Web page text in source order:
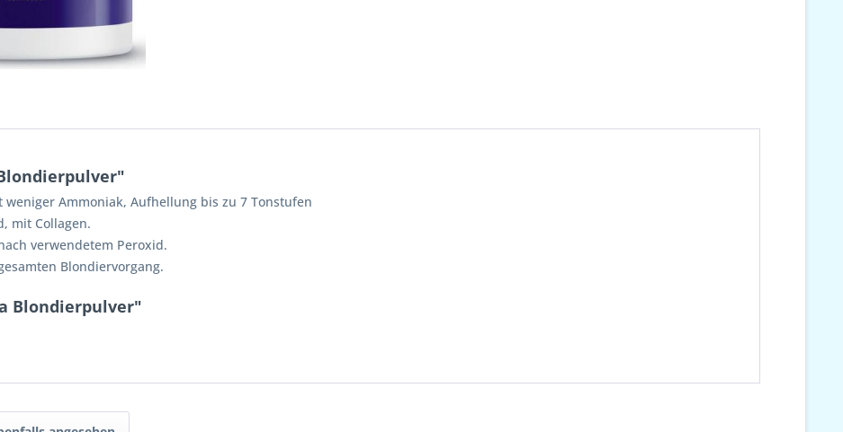
Ammoniak, Aufhellung bis zu 7 Tonstufen
mit Collagen.
verwendetem Peroxid.
Blondiervorgang.
Blondierpulver"